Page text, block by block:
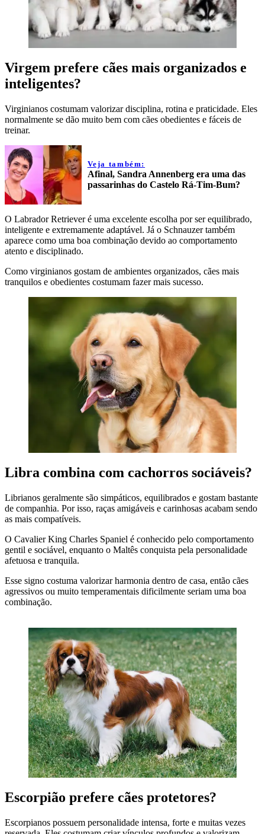
Virgem prefere cães mais organizados e
inteligentes?
Virginianos costumam valorizar disciplina, rotina e praticidade. Eles
normalmente se dão muito bem com cães obedientes e fáceis de
treinar.
Veja também:
Afinal, Sandra Annenberg era uma das
passarinhas do Castelo Rá-Tim-Bum?
O Labrador Retriever é uma excelente escolha por ser equilibrado,
inteligente e extremamente adaptável. Já o Schnauzer também
aparece como uma boa combinação devido ao comportamento
atento e disciplinado.
Como virginianos gostam de ambientes organizados, cães mais
tranquilos e obedientes costumam fazer mais sucesso.
Libra combina com cachorros sociáveis?
Librianos geralmente são simpáticos, equilibrados e gostam bastante
de companhia. Por isso, raças amigáveis e carinhosas acabam sendo
as mais compatíveis.
O Cavalier King Charles Spaniel é conhecido pelo comportamento
gentil e sociável, enquanto o Maltês conquista pela personalidade
afetuosa e tranquila.
Esse signo costuma valorizar harmonia dentro de casa, então cães
agressivos ou muito temperamentais dificilmente seriam uma boa
combinação.
Escorpião prefere cães protetores?
Escorpianos possuem personalidade intensa, forte e muitas vezes